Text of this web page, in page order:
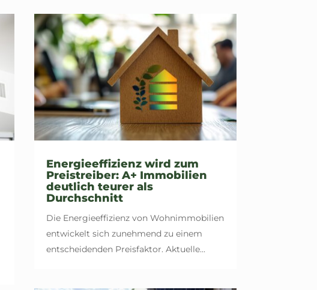
Energieeffizienz wird zum
Preistreiber: A+ Immobilien
deutlich teurer als
Durchschnitt
Die Energieeffizienz von Wohnimmobilien
entwickelt sich zunehmend zu einem
entscheidenden Preisfaktor. Aktuelle...